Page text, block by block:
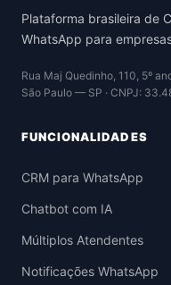
Plataforma brasileira de
WhatsApp para
Rua Maj Quedinho, 110, 5º
São Paulo — SP · CNPJ:
FUNCIONALIDADES
CRM para WhatsApp
Chatbot com IA
Múltiplos Atendentes
Notificações WhatsApp